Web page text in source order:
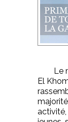
Le
El
activité,